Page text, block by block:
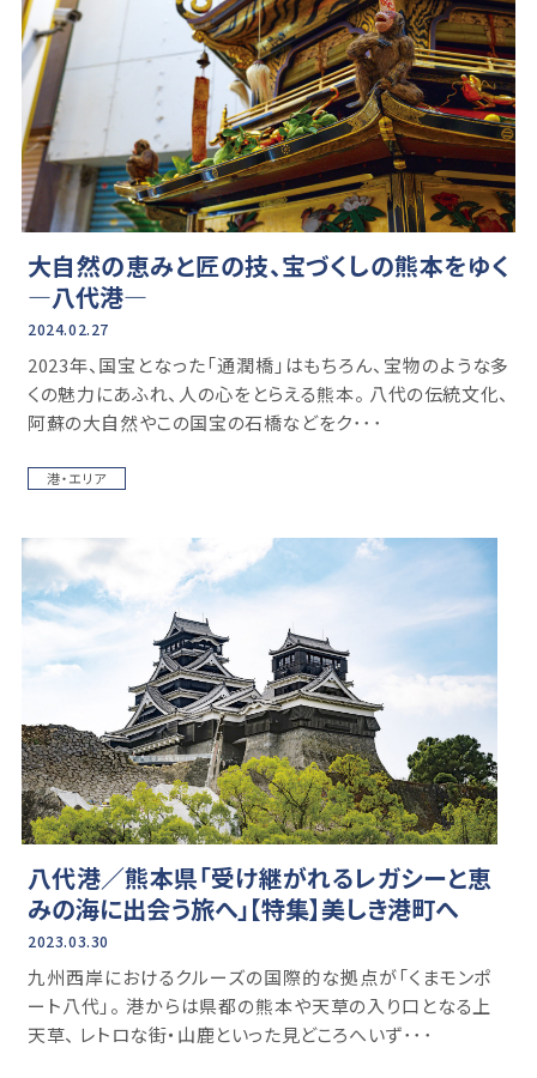
大自然の恵みと匠の技、宝づくしの熊本をゆく
―八代港―
2024.02.27
2023年、国宝となった「通潤橋」はもちろん、宝物のような多
くの魅力にあふれ、人の心をとらえる熊本。 八代の伝統文化、
阿蘇の大自然やこの国宝の石橋などをク･･･
港・エリア
八代港／熊本県「受け継がれるレガシーと恵
みの海に出会う旅へ」【特集】美しき港町へ
2023.03.30
九州西岸におけるクルーズの国際的な拠点が「くまモンポ
ート八代」。 港からは県都の熊本や天草の入り口となる上
天草、 レトロな街・山鹿といった見どころへいず･･･